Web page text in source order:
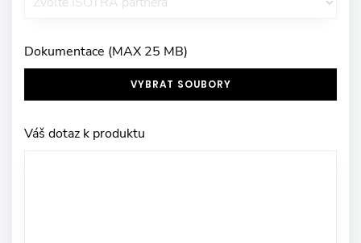
Dokumentace (MAX 25 MB)
VYBRAT SOUBORY
Váš dotaz k produktu